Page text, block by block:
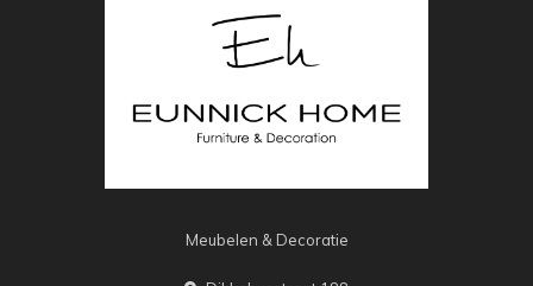
Meubelen & Decoratie